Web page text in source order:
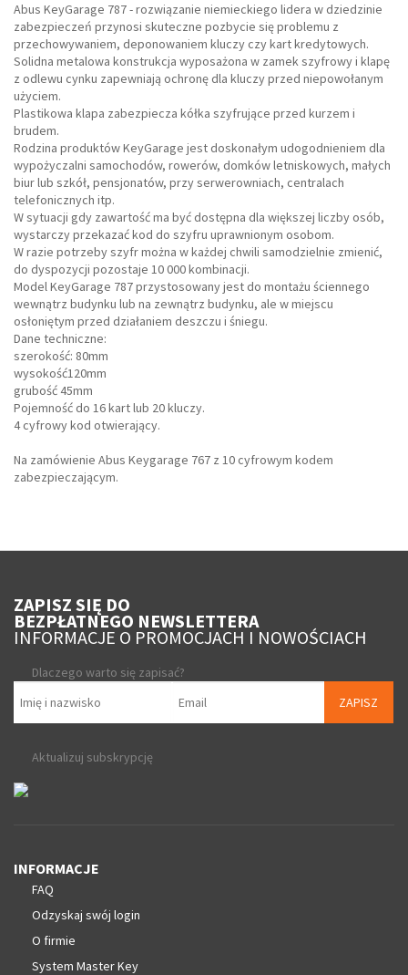
Abus KeyGarage 787 - rozwiązanie niemieckiego lidera w dziedzinie
zabezpieczeń przynosi skuteczne pozbycie się problemu z
przechowywaniem, deponowaniem kluczy czy kart kredytowych.
Solidna metalowa konstrukcja wyposażona w zamek szyfrowy i klapę
z odlewu cynku zapewniają ochronę dla kluczy przed niepowołanym
użyciem.
Plastikowa klapa zabezpiecza kółka szyfrujące przed kurzem i
brudem.
Rodzina produktów KeyGarage jest doskonałym udogodnieniem dla
wypożyczalni samochodów, rowerów, domków letniskowych, małych
biur lub szkół, pensjonatów, przy serwerowniach, centralach
telefonicznych itp.
W sytuacji gdy zawartość ma być dostępna dla większej liczby osób,
wystarczy przekazać kod do szyfru uprawnionym osobom.
W razie potrzeby szyfr można w każdej chwili samodzielnie zmienić,
do dyspozycji pozostaje 10 000 kombinacji.
Model KeyGarage 787 przystosowany jest do montażu ściennego
wewnątrz budynku lub na zewnątrz budynku, ale w miejscu
osłoniętym przed działaniem deszczu i śniegu.
Dane techniczne:
szerokość: 80mm
wysokość120mm
grubość 45mm
Pojemność do 16 kart lub 20 kluczy.
4 cyfrowy kod otwierający.
Na zamówienie Abus Keygarage 767 z 10 cyfrowym kodem
zabezpieczającym.
ZAPISZ SIĘ DO
BEZPŁATNEGO NEWSLETTERA
INFORMACJE O PROMOCJACH I NOWOŚCIACH
Dlaczego warto się zapisać?
ZAPISZ
Aktualizuj subskrypcję
INFORMACJE
FAQ
Odzyskaj swój login
O firmie
System Master Key